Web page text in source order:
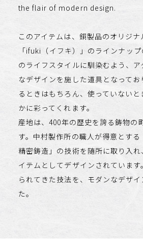
the flair of modern design.​​​​​​​
このアイテムは、銅製品のオリジナ
「ifuki（イフキ）」のラインナッ
のライフスタイルに馴染むよう、ア
なデザインを施した道具となって
るときはもちろん、使っていない
かに彩ってくれます。
産地は、400年の歴史を誇る鋳物の
す。中村製作所の職人が得意とす
精密鋳造」の技術を随所に取り入
イテムとしてデザインされていま
られてきた技法を、モダンなデザ
た。